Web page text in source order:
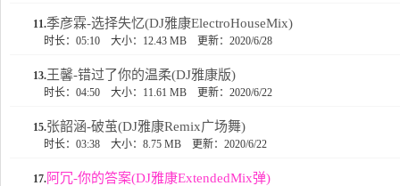
11.季彦霖-选择失忆(DJ雅康ElectroHouseMix)
时长：05:10 大小：12.43 MB 更新：2020/6/28
13.王馨-错过了你的温柔(DJ雅康版)
时长：04:50 大小：11.61 MB 更新：2020/6/22
15.张韶涵-破茧(DJ雅康Remix广场舞)
时长：03:38 大小：8.75 MB 更新：2020/6/22
17.阿冗-你的答案(DJ雅康ExtendedMix弹)